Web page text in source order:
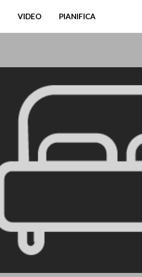
VIDEO PIANIFICA